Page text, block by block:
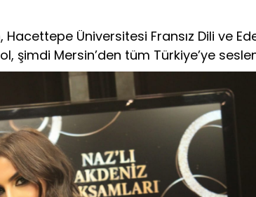
Üniversitesi Fransız Dili ve
şimdi Mersin’den tüm Türkiye’ye